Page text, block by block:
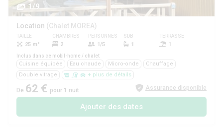
1/9
Location (Chalet MOREA)
TAILLE
25 m²
CHAMBRES
2
PERSONNES
1/5
SDB
1
TERRASSE
1
Inclus dans ce mobil-home / chalet
Cuisine équipée Eau chaude Micro-onde
Chauffage
Double vitrage
+ plus de détails
De 62 € pour 1 nuit Assurance disponible
Ajouter des dates